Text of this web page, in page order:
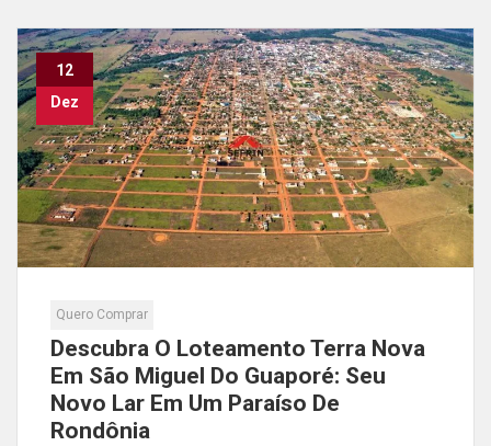
12
Dez
Quero Comprar
Descubra O Loteamento Terra Nova
Em São Miguel Do Guaporé: Seu
Novo Lar Em Um Paraíso De
Rondônia